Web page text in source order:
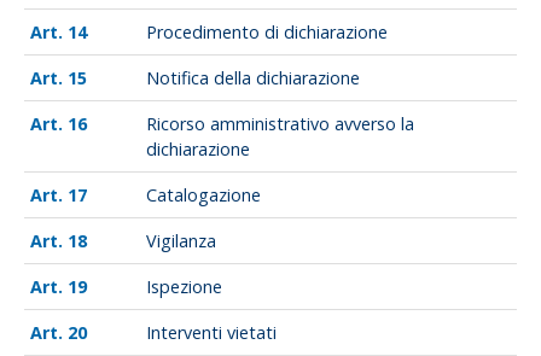
14
Procedimento di dichiarazione
15
Notifica della dichiarazione
16
Ricorso amministrativo avverso la
dichiarazione
17
Catalogazione
18
Vigilanza
19
Ispezione
20
Interventi vietati